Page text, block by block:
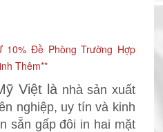
10% Đề Phòng Trường Hợp
Thêm**
Việt là nhà sản xuất
nghiệp, uy tín và kinh
sẵn gấp đôi in hai mặt